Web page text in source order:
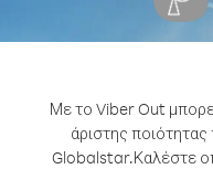
Με το Viber Out
άριστης
Globalstar.Καλέστε